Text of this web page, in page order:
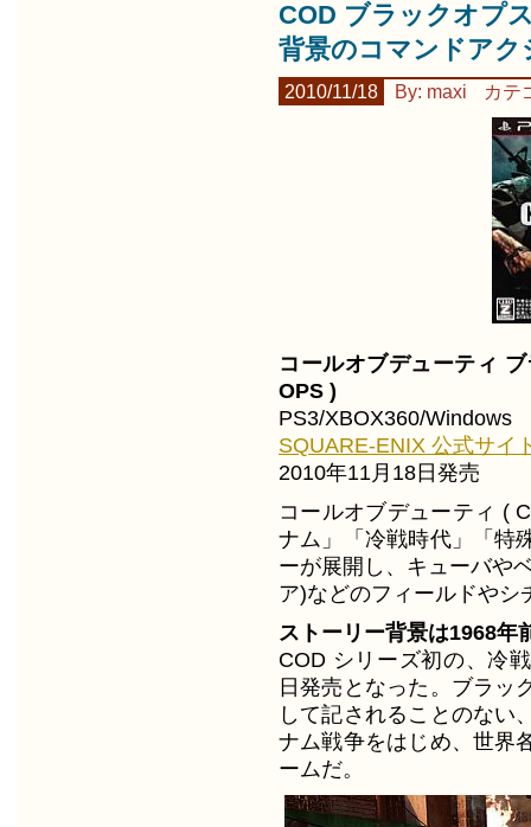
COD ブラックオプ
背景のコマンドアク
2010/11/18 By: maxi カテ
コールオブデューティ
OPS )
PS3/XBOX360/Windows
SQUARE-ENIX 公式サイ
2010年11月18日発売
コールオブデューティ (
ナム」「冷戦時代」「特
ーが展開し、キューバや
ア)などのフィールドやシ
ストーリー背景は1968年
COD シリーズ初の、冷
日発売となった。ブラッ
して記されることのない
ナム戦争をはじめ、世界
ームだ。